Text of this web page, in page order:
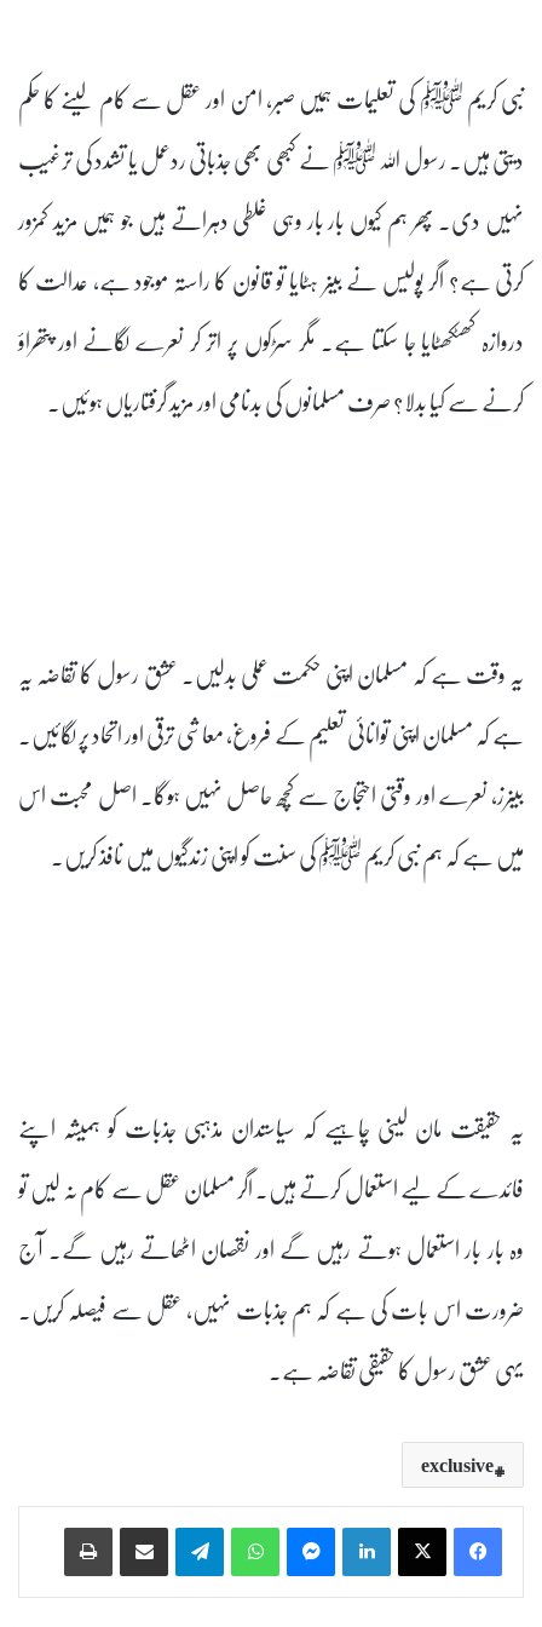
نبی کریم ﷺ کی تعلیمات ہمیں صبر، امن اور عقل سے کام لینے کا حکم
دیتی ہیں۔ رسول اللہ ﷺ نے کبھی بھی جذباتی ردعمل یا تشدد کی ترغیب
نہیں دی۔ پھر ہم کیوں بار بار وہی غلطی دہراتے ہیں جو ہمیں مزید کمزور
کرتی ہے؟ اگر پولیس نے بینر ہٹایا تو قانون کا راستہ موجود ہے، عدالت کا
دروازہ کھٹکھٹایا جا سکتا ہے۔ مگر سڑکوں پر اتر کر نعرے لگانے اور پتھراؤ
کرنے سے کیا بدلا؟ صرف مسلمانوں کی بدنامی اور مزید گرفتاریاں ہوئیں۔
یہ وقت ہے کہ مسلمان اپنی حکمت عملی بدلیں۔ عشق رسول کا تقاضہ یہ
ہے کہ مسلمان اپنی توانائی تعلیم کے فروغ، معاشی ترقی اور اتحاد پر لگائیں۔
بینرز، نعرے اور وقتی احتجاج سے کچھ حاصل نہیں ہوگا۔ اصل محبت اس
میں ہے کہ ہم نبی کریم ﷺ کی سنت کو اپنی زندگیوں میں نافذ کریں۔
یہ حقیقت مان لینی چاہیے کہ سیاستدان مذہبی جذبات کو ہمیشہ اپنے
فائدے کے لیے استعمال کرتے ہیں۔ اگر مسلمان عقل سے کام نہ لیں تو
وہ بار بار استعمال ہوتے رہیں گے اور نقصان اٹھاتے رہیں گے۔ آج
ضرورت اس بات کی ہے کہ ہم جذبات نہیں، عقل سے فیصلہ کریں۔
یہی عشق رسول کا حقیقی تقاضہ ہے۔
exclusive
LinkedIn
WhatsApp
Telegram